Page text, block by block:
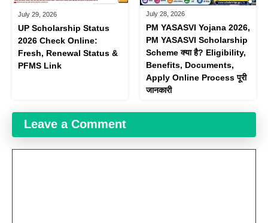
July 29, 2026
UP Scholarship Status
2026 Check Online:
Fresh, Renewal Status &
PFMS Link
July 28, 2026
PM YASASVI Yojana 2026,
PM YASASVI Scholarship
Scheme क्या है? Eligibility,
Benefits, Documents,
Apply Online Process पूरी
जानकारी
Leave a Comment